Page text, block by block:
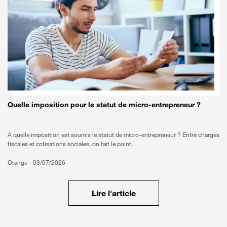
Quelle imposition pour le statut de micro-entrepreneur ?
A quelle imposition est soumis le statut de micro-entrepreneur ? Entre charges
fiscales et cotisations sociales, on fait le point.
Orange - 03/07/2026
Lire l'article